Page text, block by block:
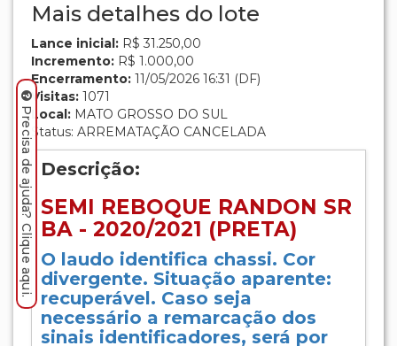
Mais detalhes do lote
Lance inicial: R$ 31.250,00
Incremento: R$ 1.000,00
Encerramento: 11/05/2026 16:31 (DF)
Visitas: 1071
Local: MATO GROSSO DO SUL
Status: ARREMATAÇÃO CANCELADA
Descrição:
SEMI REBOQUE RANDON SR
BA - 2020/2021 (PRETA)
O laudo identifica chassi. Cor
divergente. Situação aparente:
recuperável. Caso seja
necessário a remarcação dos
sinais identificadores, será por
Precisa de ajuda? Clique aqui.